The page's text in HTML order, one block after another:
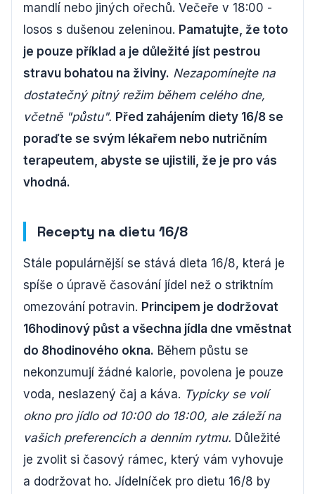
mandlí nebo jiných ořechů. Večeře v 18:00 -
losos s dušenou zeleninou. Pamatujte, že toto
je pouze příklad a je důležité jíst pestrou
stravu bohatou na živiny. Nezapomínejte na
dostatečný pitný režim během celého dne,
včetně "půstu". Před zahájením diety 16/8 se
poraďte se svým lékařem nebo nutričním
terapeutem, abyste se ujistili, že je pro vás
vhodná.
Recepty na dietu 16/8
Stále populárnější se stává dieta 16/8, která je
spíše o úpravě časování jídel než o striktním
omezování potravin. Principem je dodržovat
16hodinový půst a všechna jídla dne vměstnat
do 8hodinového okna. Během půstu se
nekonzumují žádné kalorie, povolena je pouze
voda, neslazený čaj a káva. Typicky se volí
okno pro jídlo od 10:00 do 18:00, ale záleží na
vašich preferencích a denním rytmu. Důležité
je zvolit si časový rámec, který vám vyhovuje
a dodržovat ho. Jídelníček pro dietu 16/8 by